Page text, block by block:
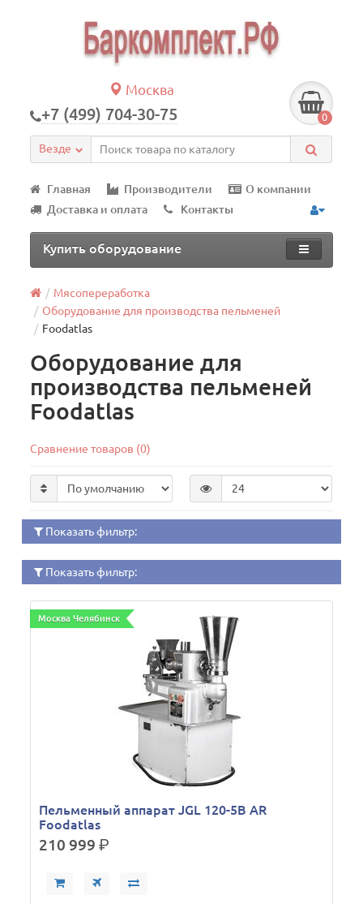
Москва
+7 (499) 704-30-75 0
Везде
Главная Производители
О компании
Доставка и оплата
Контакты
Купить оборудование
Мясопереработка
Оборудование для производства пельменей
Foodatlas
Оборудование для
производства пельменей
Foodatlas
Сравнение товаров (0)
Показать фильтр:
Показать фильтр:
Москва Челябинск
Пельменный аппарат JGL 120-5B AR
Foodatlas
210 999р.